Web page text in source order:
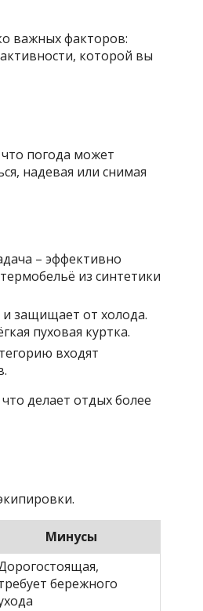
важных факторов:
которой вы
погода может
надевая или снимая
– эффективно
из синтетики
защищает от холода.
пуховая куртка.
входят
делает отдых более
Минусы
бережного